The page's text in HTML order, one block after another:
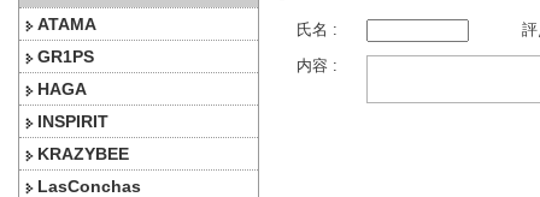
ATAMA
GR1PS
HAGA
INSPIRIT
KRAZYBEE
LasConchas
氏名 :
内容 :